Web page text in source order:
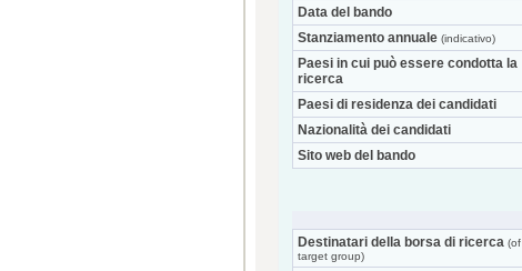
Data del bando
Stanziamento annuale (indicativo)
Paesi in cui può essere condotta la
ricerca
Paesi di residenza dei candidati
Nazionalità dei candidati
Sito web del bando
Destinatari della borsa di ricerca (of
target group)